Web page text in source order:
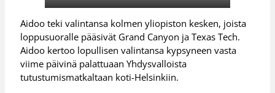
Aidoo teki valintansa kolmen yliopiston kesken, joista
loppusuoralle pääsivät Grand Canyon ja Texas Tech.
Aidoo kertoo lopullisen valintansa kypsyneen vasta
viime päivinä palattuaan Yhdysvalloista
tutustumismatkaltaan koti-Helsinkiin.